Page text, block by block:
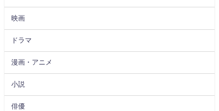
映画
ドラマ
漫画・アニメ
小説
俳優